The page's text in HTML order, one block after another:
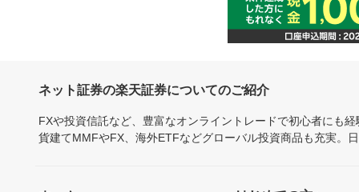
ネット証券の楽天証券についてのご紹介
FXや投資信託など、豊富なオンライントレードで初心者にも
貨建てMMFやFX、海外ETFなどグローバル投資商品も充実。